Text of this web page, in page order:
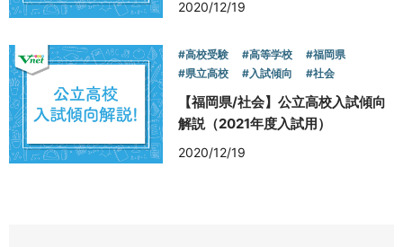
2020/12/19
#高校受験 #高等学校
#福岡県
#県立高校
#入試傾向 #社会
【福岡県/社会】公立高校入試傾向
解説（2021年度入試用）
2020/12/19